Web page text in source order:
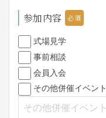
参加内容
式場見学
事前相談
会員入会
その他併催イベント